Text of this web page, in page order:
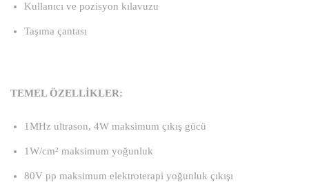
Kullanıcı ve pozisyon kılavuzu
Taşıma çantası
TEMEL ÖZELLİKLER:
1MHz ultrason, 4W maksimum çıkış gücü
1W/cm² maksimum yoğunluk
80V pp maksimum elektroterapi yoğunluk çıkışı